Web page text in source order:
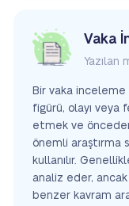
Vaka
Yazılan
Bir vaka inceleme
figürü, olayı veya
etmek ve
önemli araştırma
kullanılır.
analiz eder,
benzer kavram